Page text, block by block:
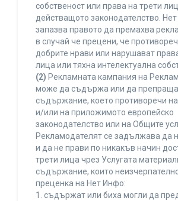
собственост или права на трети
действащото законодателство.
запазва правото да премахва
в случай че прецени, че
добрите нрави или нарушават
лица или тяхна интелектуална
(2) Рекламната кампания на
може да съдържа или да
съдържание, което противоречи
и/или на приложимото европейско
законодателство или на Общите
Рекламодателят се задължава да
и да не прави по никакъв начин
трети лица чрез Услугата
съдържание, които
преценка на Нет Инфо:
1. съдържат или биха могли да